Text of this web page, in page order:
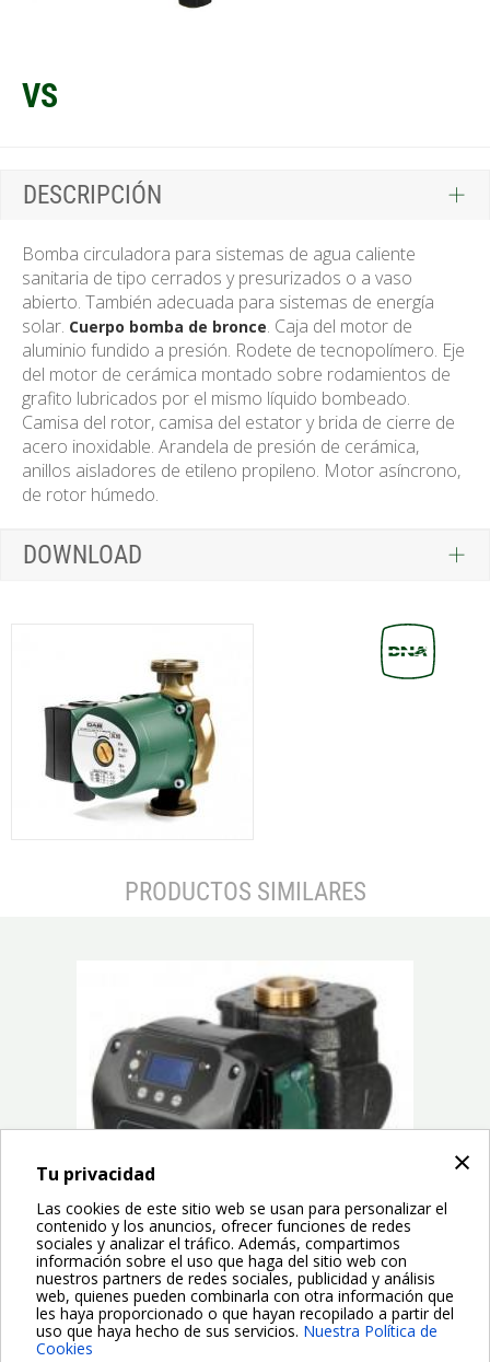
×
Tu privacidad
Las cookies de este sitio web se usan para personalizar el
contenido y los anuncios, ofrecer funciones de redes
sociales y analizar el tráfico. Además, compartimos
información sobre el uso que haga del sitio web con
nuestros partners de redes sociales, publicidad y análisis
web, quienes pueden combinarla con otra información que
les haya proporcionado o que hayan recopilado a partir del
uso que haya hecho de sus servicios. Nuestra Política de
Cookies
VS
DESCRIPCIÓN
Bomba circuladora para sistemas de agua caliente
sanitaria de tipo cerrados y presurizados o a vaso
abierto. También adecuada para sistemas de energía
solar. Cuerpo bomba de bronce. Caja del motor de
aluminio fundido a presión. Rodete de tecnopolímero. Eje
del motor de cerámica montado sobre rodamientos de
grafito lubricados por el mismo líquido bombeado.
Camisa del rotor, camisa del estator y brida de cierre de
acero inoxidable. Arandela de presión de cerámica,
anillos aisladores de etileno propileno. Motor asíncrono,
de rotor húmedo.
DOWNLOAD
PRODUCTOS SIMILARES
Las bombas electrónicas de circulación EVOPLUS SAN SMALL